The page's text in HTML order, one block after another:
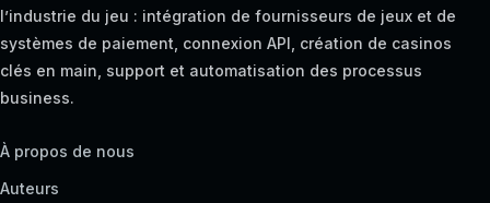
l’industrie du jeu : intégration de fournisseurs de jeux et de
systèmes de paiement, connexion API, création de casinos
clés en main, support et automatisation des processus
business.
À propos de nous
Auteurs